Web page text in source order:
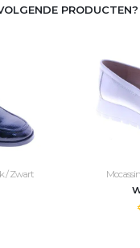
PRODUCTEN?
/ Zwart